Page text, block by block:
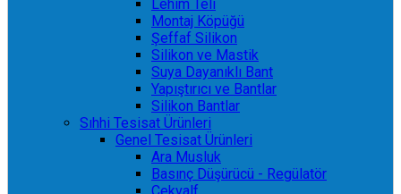
Lehim Teli
Montaj Köpüğü
Şeffaf Silikon
Silikon ve Mastik
Suya Dayanıklı Bant
Yapıştırıcı ve Bantlar
Silikon Bantlar
Sıhhi Tesisat Ürünleri
Genel Tesisat Ürünleri
Ara Musluk
Basınç Düşürücü - Regülatör